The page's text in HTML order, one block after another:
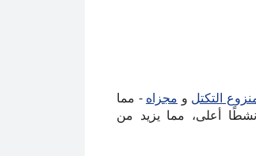
التكتل و مجزاه - مما
أعلى، مما يزيد من